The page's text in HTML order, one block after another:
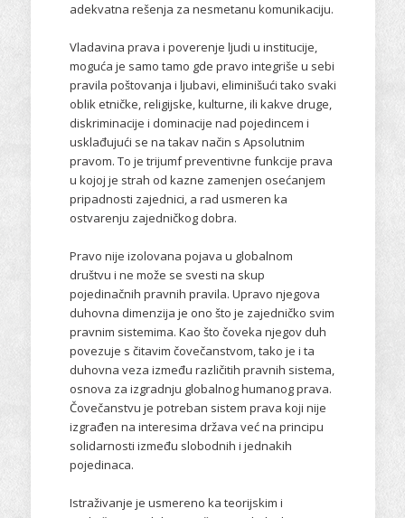
adekvatna rešenja za nesmetanu komunikaciju.
Vladavina prava i poverenje ljudi u institucije,
moguća je samo tamo gde pravo integriše u sebi
pravila poštovanja i ljubavi, eliminišući tako svaki
oblik etničke, religijske, kulturne, ili kakve druge,
diskriminacije i dominacije nad pojedincem i
usklađujući se na takav način s Apsolutnim
pravom. To je trijumf preventivne funkcije prava
u kojoj je strah od kazne zamenjen osećanjem
pripadnosti zajednici, a rad usmeren ka
ostvarenju zajedničkog dobra.
Pravo nije izolovana pojava u globalnom
društvu i ne može se svesti na skup
pojedinačnih pravnih pravila. Upravo njegova
duhovna dimenzija je ono što je zajedničko svim
pravnim sistemima. Kao što čoveka njegov duh
povezuje s čitavim čovečanstvom, tako je i ta
duhovna veza između različitih pravnih sistema,
osnova za izgradnju globalnog humanog prava.
Čovečanstvu je potreban sistem prava koji nije
izgrađen na interesima država već na principu
solidarnosti između slobodnih i jednakih
pojedinaca.
Istraživanje je usmereno ka teorijskim i